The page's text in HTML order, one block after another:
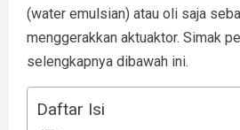
(water emulsian) atau oli saja
menggerakkan aktuaktor. Simak
selengkapnya dibawah ini.
Daftar Isi